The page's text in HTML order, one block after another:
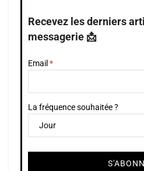
Recevez les derniers
messagerie 📩
Email
La fréquence souhaitée ?